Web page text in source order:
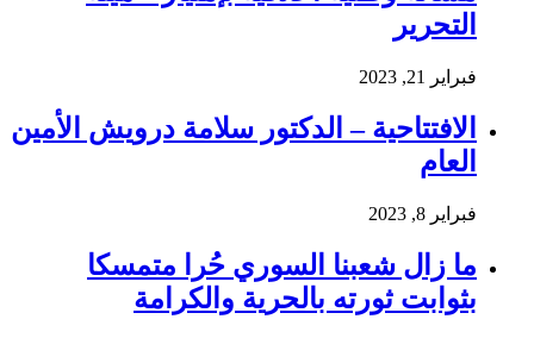
التحرير
فبراير 21, 2023
الافتتاحية – الدكتور سلامة درويش الأمين
العام
فبراير 8, 2023
ما زال شعبنا السوري حُرا متمسكا
بثوابت ثورته بالحرية والكرامة